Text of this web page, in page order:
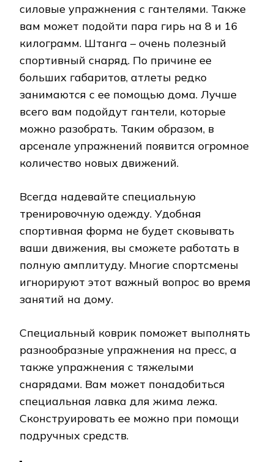
силовые упражнения с гантелями. Также
вам может подойти пара гирь на 8 и 16
килограмм. Штанга – очень полезный
спортивный снаряд. По причине ее
больших габаритов, атлеты редко
занимаются с ее помощью дома. Лучше
всего вам подойдут гантели, которые
можно разобрать. Таким образом, в
арсенале упражнений появится огромное
количество новых движений.
Всегда надевайте специальную
тренировочную одежду. Удобная
спортивная форма не будет сковывать
ваши движения, вы сможете работать в
полную амплитуду. Многие спортсмены
игнорируют этот важный вопрос во время
занятий на дому.
Специальный коврик поможет выполнять
разнообразные упражнения на пресс, а
также упражнения с тяжелыми
снарядами. Вам может понадобиться
специальная лавка для жима лежа.
Сконструировать ее можно при помощи
подручных средств.